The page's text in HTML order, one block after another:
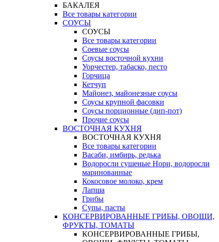
БАКАЛЕЯ
Все товары категории
СОУСЫ
СОУСЫ
Все товары категории
Соевые соусы
Соусы восточной кухни
Уорчестер, табаско, песто
Горчица
Кетчуп
Майонез, майонезные соусы
Соусы крупной фасовки
Соусы порционные (дип-пот)
Прочие соусы
ВОСТОЧНАЯ КУХНЯ
ВОСТОЧНАЯ КУХНЯ
Все товары категории
Васаби, имбирь, редька
Водоросли сушеные Нори, водоросли
маринованные
Кокосовое молоко, крем
Лапша
Грибы
Супы, пасты
КОНСЕРВИРОВАННЫЕ ГРИБЫ, ОВОЩИ,
ФРУКТЫ, ТОМАТЫ
КОНСЕРВИРОВАННЫЕ ГРИБЫ,